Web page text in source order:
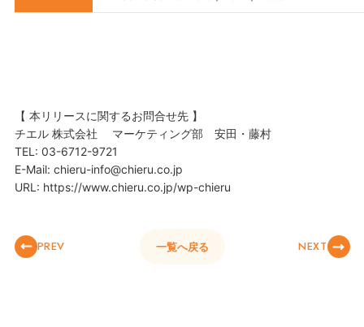
【 本リリースに関するお問合せ先 】
チエル 株式会社 マーケティング部 安田・藤村
TEL: 03-6712-9721
E-Mail: chieru-info@chieru.co.jp
URL: https://www.chieru.co.jp/wp-chieru
PREV 一覧へ戻る NEXT